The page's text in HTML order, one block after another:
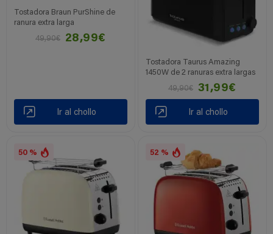
Tostadora Braun PurShine de
ranura extra larga
49,90€
28,99€
Ir al chollo
Tostadora Taurus Amazing
1450W de 2 ranuras extra largas
49,90€
31,99€
Ir al chollo
50 % 52 %